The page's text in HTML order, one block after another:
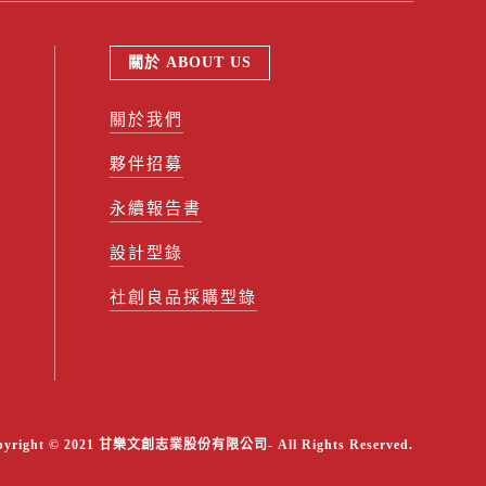
關於 ABOUT US
關於我們
夥伴招募
永續報告書
設計型錄
社創良品採購型錄
© 2021 甘樂文創志業股份有限公司- All Rights Reserved.